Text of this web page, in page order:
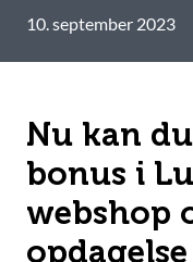
10. september 2023
Nu kan
bonus i
webshop